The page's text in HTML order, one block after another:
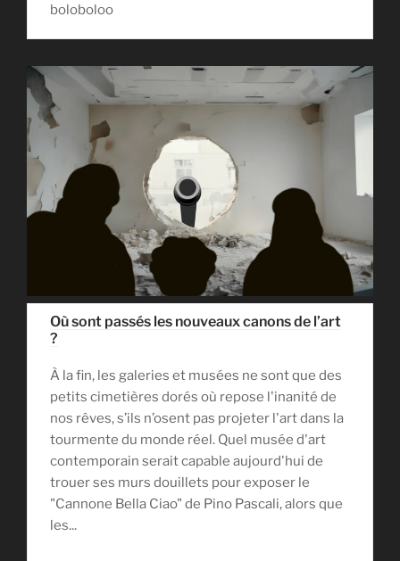
boloboloo
Où sont passés les nouveaux canons de l’art
?
À la fin, les galeries et musées ne sont que des
petits cimetières dorés où repose l'inanité de
nos rêves, s’ils n’osent pas projeter l'art dans la
tourmente du monde réel. Quel musée d'art
contemporain serait capable aujourd'hui de
trouer ses murs douillets pour exposer le
"Cannone Bella Ciao" de Pino Pascali, alors que
les...